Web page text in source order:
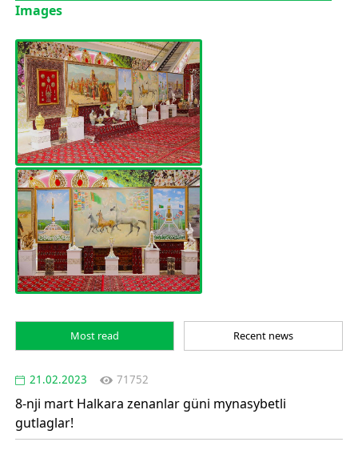
Images
Most read Recent news
21.02.2023 71752
8-nji mart Halkara zenanlar güni mynasybetli
gutlaglar!